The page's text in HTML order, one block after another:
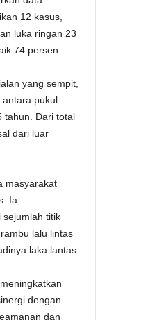
12 kasus,
luka ringan 23
74 persen.
yang sempit,
pukul
tahun. Dari total
dari luar
masyarakat
Ia
titik
lalu lintas
laka lantas.
dengan
dan